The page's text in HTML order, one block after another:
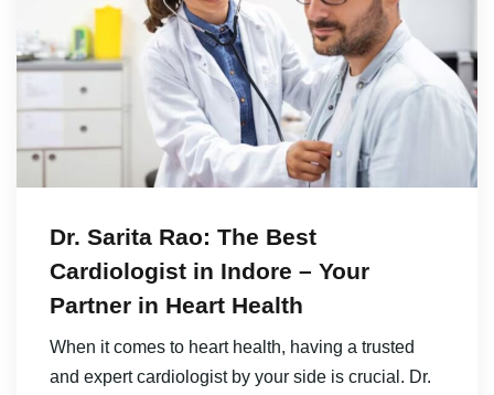
Dr. Sarita Rao: The Best
Cardiologist in Indore – Your
Partner in Heart Health
When it comes to heart health, having a trusted
and expert cardiologist by your side is crucial. Dr.